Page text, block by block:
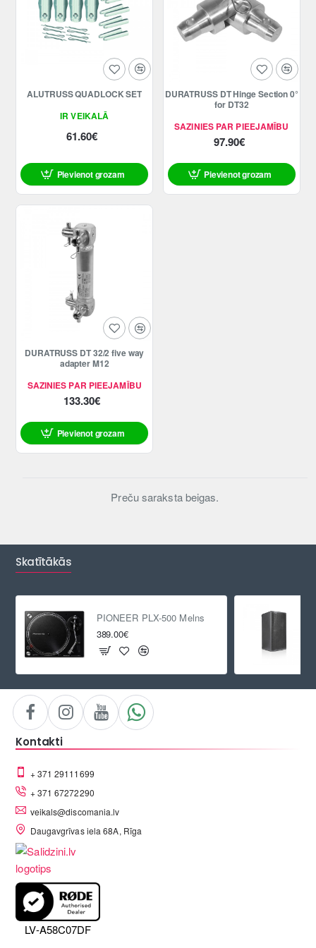
IR VEIKALĀ
ALUTRUSS QUADLOCK SET
61.60€
Pievienot grozam
SAZINIES PAR PIEEJAMĪBU
DURATRUSS DT Hinge Section 0°
for DT32
97.90€
Pievienot grozam
SAZINIES PAR PIEEJAMĪBU
DURATRUSS DT 32/2 five way
adapter M12
133.30€
Pievienot grozam
Preču saraksta beigas.
Skatītākās
PIONEER PLX-500 Melns
389.00€
Kontakti
+ 371 29111699
+ 371 67272290
veikals@discomania.lv
Daugavgrīvas iela 68A, Rīga
LV-A58C07DF